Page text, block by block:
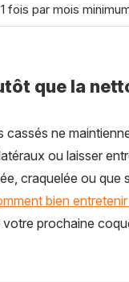
1 fois par mois
que la
ne
ou laisser
craquelée ou que
bien
prochaine